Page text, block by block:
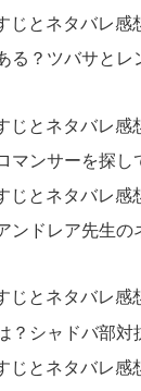
じとネタバレ感
る？ツバサと
じとネタバレ感
マンサーを探
じとネタバレ感
ンドレア先生
じとネタバレ感
？シャドバ部対
じとネタバレ感